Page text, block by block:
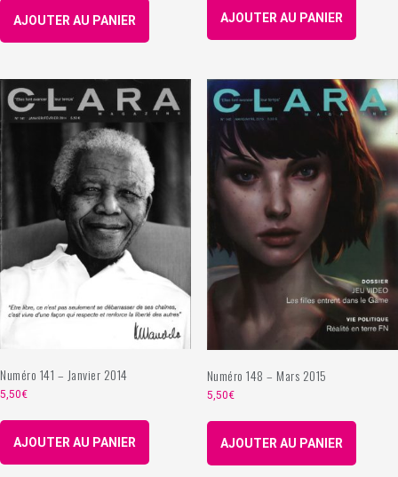
AJOUTER AU PANIER AJOUTER AU PANIER
Numéro 141 – Janvier 2014
5,50€
AJOUTER AU PANIER
Numéro 148 – Mars 2015
5,50€
AJOUTER AU PANIER